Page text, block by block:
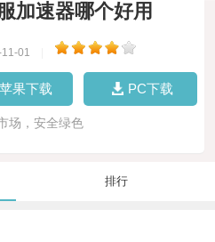
加速器哪个好用
01
苹果下载 PC下载
场，安全绿色
排行